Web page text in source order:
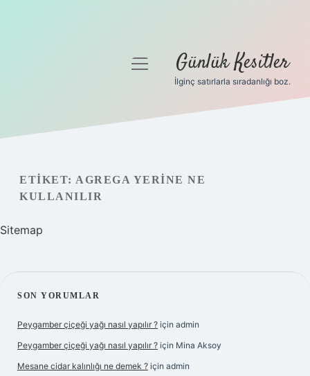
Hakkımızda
menüyü
Günlük Kesitler
İlginç satırlarla sıradanlığı boz.
ETIKET: AGREGA YERINE NE
KULLANILIR
Sitemap
SIDEBAR
SON YORUMLAR
Peygamber çiçeği yağı nasıl yapılır ? için admin
Peygamber çiçeği yağı nasıl yapılır ? için Mina Aksoy
Mesane cidar kalınlığı ne demek ? için admin